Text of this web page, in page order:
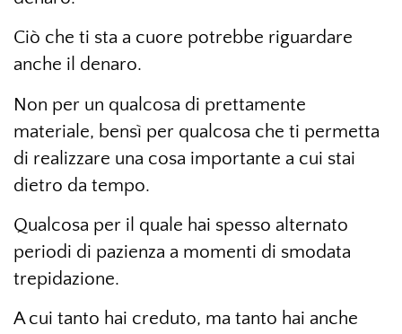
Ciò che ti sta a cuore potrebbe riguardare
anche il denaro.
Non per un qualcosa di prettamente
materiale, bensì per qualcosa che ti permetta
di realizzare una cosa importante a cui stai
dietro da tempo.
Qualcosa per il quale hai spesso alternato
periodi di pazienza a momenti di smodata
trepidazione.
A cui tanto hai creduto, ma tanto hai anche